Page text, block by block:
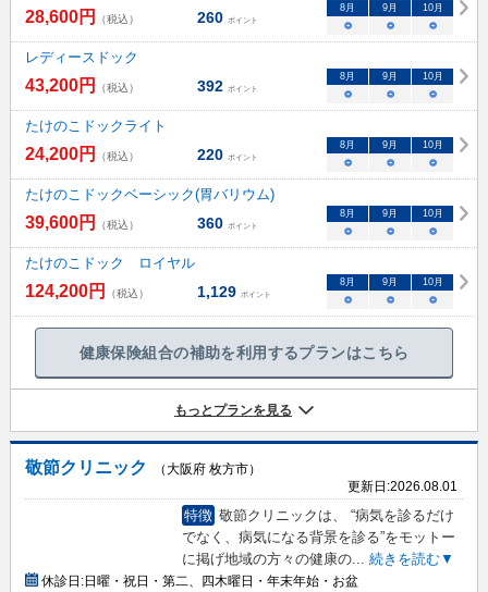
28,600円 （税込） 260 ポイント
8 月 9 月 10月
○ ○ ○
レディースドック
43,200円 （税込） 392 ポイント
8 月 9 月 10月
○ ○ ○
たけのこドックライト
24,200円 （税込） 220 ポイント
8 月 9 月 10月
○ ○ ○
たけのこドックベーシック(胃バリウム)
39,600円 （税込） 360 ポイント
8 月 9 月 10月
○ ○ ○
たけのこドック ロイヤル
124,200円 （税込） 1,129 ポイント
8 月 9 月 10月
○ ○ ○
健康保険組合の補助を利用するプランはこちら
もっとプランを見る
敬節クリニック
（大阪府 枚方市）
更新日:2026.08.01
特徴 敬節クリニックは、 “病気を診るだけ
でなく、病気になる背景を診る”をモットー
に掲げ地域の方々の健康の... 続きを読む▼
休診日:日曜・祝日・第二、四木曜日・年末年始・お盆